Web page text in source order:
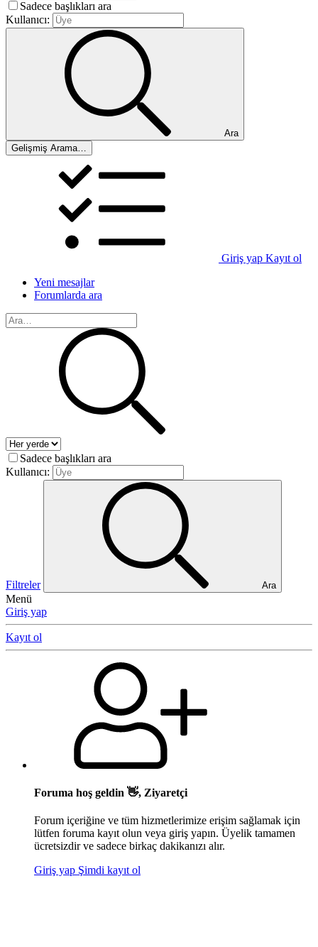
Sadece başlıkları ara
Kullanıcı:
Ara
Gelişmiş Arama…
Giriş yap Kayıt ol
Yeni mesajlar
Forumlarda ara
Sadece başlıkları ara
Kullanıcı:
Filtreler Ara
Menü
Giriş yap
Kayıt ol
Foruma hoş geldin 👋, Ziyaretçi
Forum içeriğine ve tüm hizmetlerimize erişim sağlamak için
lütfen foruma kayıt olun veya giriş yapın. Üyelik tamamen
ücretsizdir ve sadece birkaç dakikanızı alır.
Giriş yap Şimdi kayıt ol